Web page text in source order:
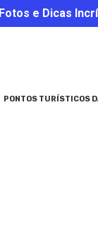
e Dicas
PONTOS TURÍSTICOS